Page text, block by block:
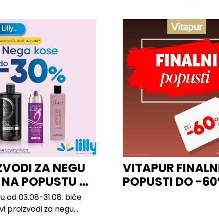
ZA NEGU
POPUSTU U
od 03.08-31.08. biće
proizvodi za negu
VITAPUR
POPUSTI DO -